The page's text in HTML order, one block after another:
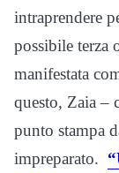
intraprendere
possibile terza
manifestata
questo, Zaia –
punto stampa
impreparato.